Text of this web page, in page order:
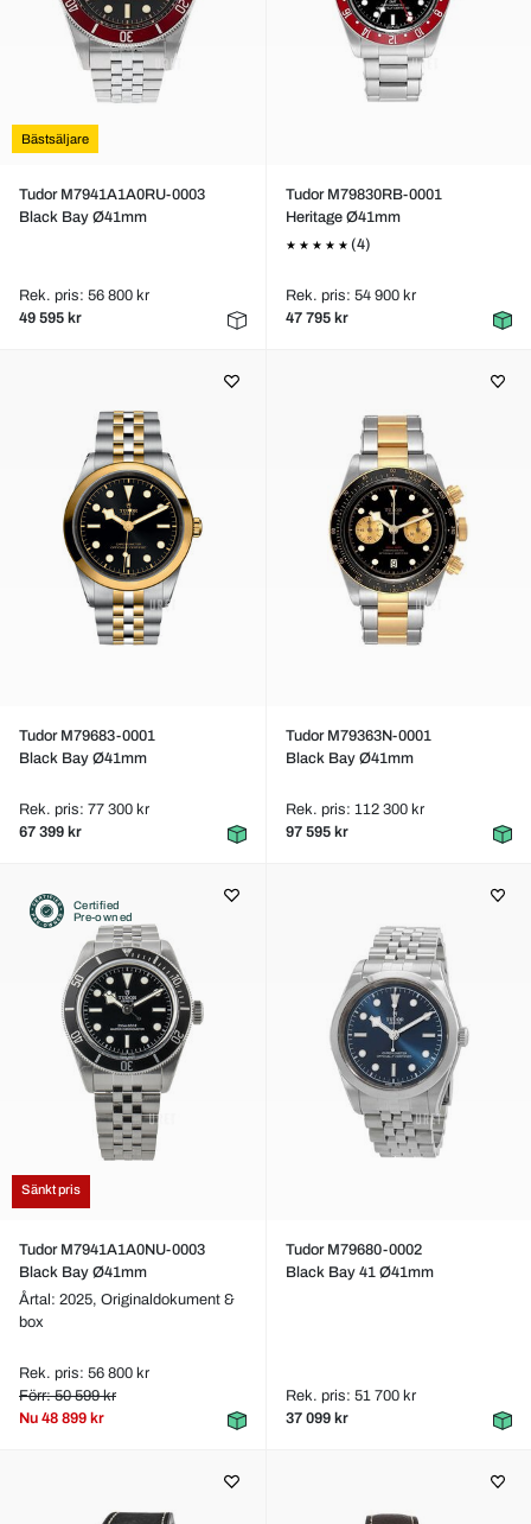
Bästsäljare
Tudor M7941A1A0RU-0003
Black Bay Ø41mm
Rek. pris: 56 800 kr
49 595 kr
Tudor M79830RB-0001
Heritage Ø41mm
(4)
Rek. pris: 54 900 kr
47 795 kr
Tudor M79683-0001
Black Bay Ø41mm
Rek. pris: 77 300 kr
67 399 kr
Tudor M79363N-0001
Black Bay Ø41mm
Rek. pris: 112 300 kr
97 595 kr
Certified
Pre-owned
Sänkt pris
Tudor M7941A1A0NU-0003
Black Bay Ø41mm
Årtal: 2025, Originaldokument &
box
Rek. pris: 56 800 kr
Förr: 50 599 kr
Nu 48 899 kr
Tudor M79680-0002
Black Bay 41 Ø41mm
Rek. pris: 51 700 kr
37 099 kr